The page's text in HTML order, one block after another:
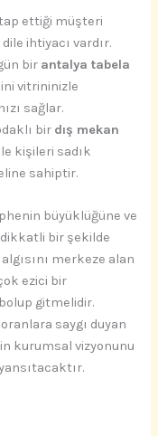
ettiği müşteri
ihtiyacı vardır.
bir antalya tabela
vitrininizle
sağlar.
bir dış mekan
kişileri sadık
sahiptir.
büyüklüğüne ve
bir şekilde
merkeze alan
ezici bir
gitmelidir.
saygı duyan
kurumsal vizyonunu